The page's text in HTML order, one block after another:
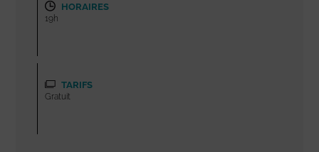
HORAIRES
19h
TARIFS
Gratuit